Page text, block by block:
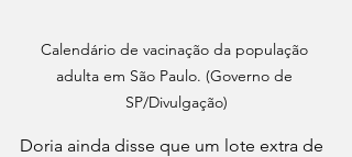
Calendário de vacinação da população
adulta em São Paulo. (Governo de
SP/Divulgação)
Doria ainda disse que um lote extra de